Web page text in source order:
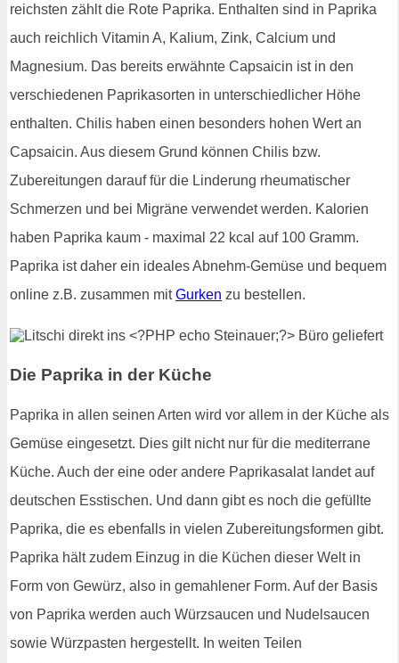
reichsten zählt die Rote Paprika. Enthalten sind in Paprika
auch reichlich Vitamin A, Kalium, Zink, Calcium und
Magnesium. Das bereits erwähnte Capsaicin ist in den
verschiedenen Paprikasorten in unterschiedlicher Höhe
enthalten. Chilis haben einen besonders hohen Wert an
Capsaicin. Aus diesem Grund können Chilis bzw.
Zubereitungen darauf für die Linderung rheumatischer
Schmerzen und bei Migräne verwendet werden. Kalorien
haben Paprika kaum - maximal 22 kcal auf 100 Gramm.
Paprika ist daher ein ideales Abnehm-Gemüse und bequem
online z.B. zusammen mitGurken zu bestellen.
Die Paprika in der Küche
Paprika in allen seinen Arten wird vor allem in der Küche als
Gemüse eingesetzt. Dies gilt nicht nur für die mediterrane
Küche. Auch der eine oder andere Paprikasalat landet auf
deutschen Esstischen. Und dann gibt es noch die gefüllte
Paprika, die es ebenfalls in vielen Zubereitungsformen gibt.
Paprika hält zudem Einzug in die Küchen dieser Welt in
Form von Gewürz, also in gemahlener Form. Auf der Basis
von Paprika werden auch Würzsaucen und Nudelsaucen
sowie Würzpasten hergestellt. In weiten Teilen